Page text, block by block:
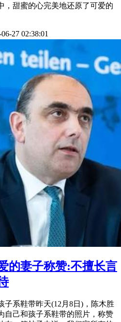
，甜蜜的心完美地还原了可爱的
27 02:38:01
的妻子称赞:不擅长言
子系鞋带昨天(12月8日)，陈木胜
自己和孩子系鞋带的照片，称赞